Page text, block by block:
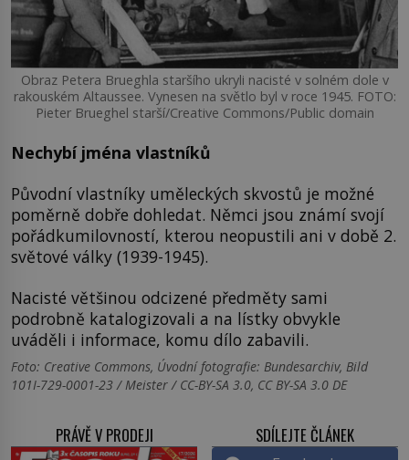
Obraz Petera Brueghla staršího ukryli nacisté v solném dole v
rakouském Altaussee. Vynesen na světlo byl v roce 1945. FOTO:
Pieter Brueghel starší/Creative Commons/Public domain
Nechybí jména vlastníků
Původní vlastníky uměleckých skvostů je možné
poměrně dobře dohledat. Němci jsou známí svojí
pořádkumilovností, kterou neopustili ani v době 2.
světové války (1939-1945).
Nacisté většinou odcizené předměty sami
podrobně katalogizovali a na lístky obvykle
uváděli i informace, komu dílo zabavili.
Foto: Creative Commons, Úvodní fotografie: Bundesarchiv, Bild
101I-729-0001-23 / Meister / CC-BY-SA 3.0, CC BY-SA 3.0 DE
PRÁVĚ V PRODEJI SDÍLEJTE ČLÁNEK